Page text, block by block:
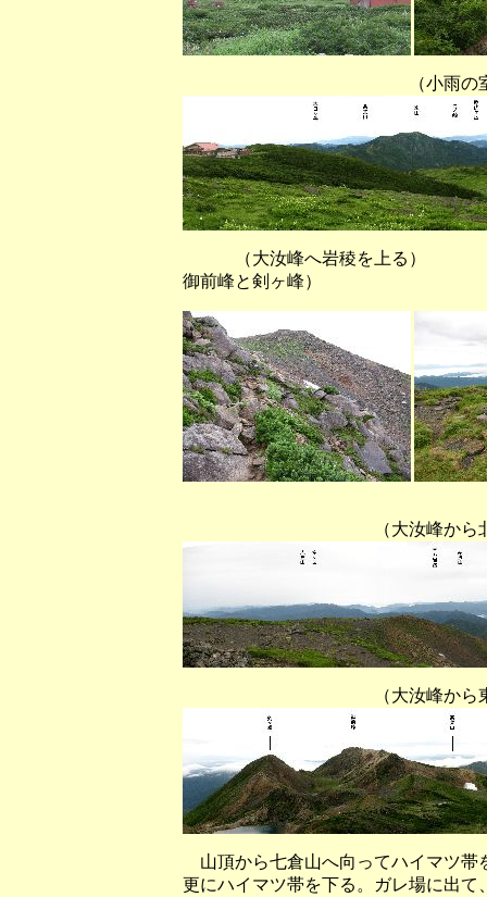
（小雨の室堂出発時に
（大汝峰へ岩稜を上る
御前峰と剣ヶ峰）
（大汝峰から北～東南を
（大汝峰から東南～西を
山頂から七倉山へ向ってハイマツ帯
更にハイマツ帯を下る。ガレ場に出